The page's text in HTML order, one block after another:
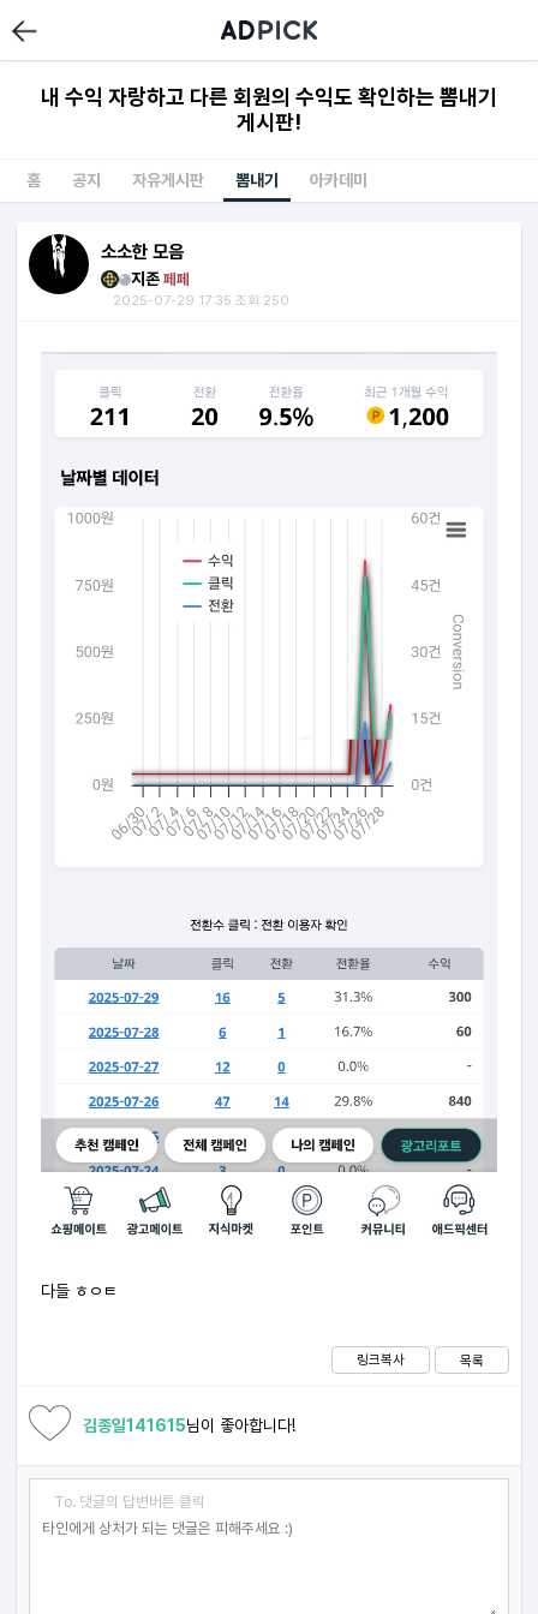
내 수익 자랑하고 다른 회원의 수익도 확인하는 뽐내기
게시판!
홈 공지 자유게시판 뽐내기 아카데미
소소한 모음
지존 페페
2025-07-29 17:35 조회:250
다들 ㅎㅇㅌ
링크복사 목록
김종일141615님이 좋아합니다!
To. 댓글의 답변버튼 클릭